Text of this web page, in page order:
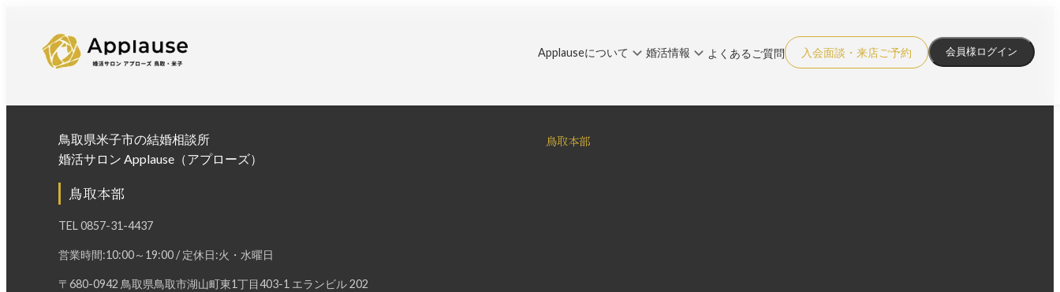
Applauseについて 婚活情報 よくあるご質問 入会面談・来店ご予約 会員様ログイン
鳥取県米子市の結婚相談所
婚活サロン Applause（アプローズ）
鳥取本部
TEL0857-31-4437
営業時間:10:00～19:00 / 定休日:火・水曜日
〒680-0942 鳥取県鳥取市湖山町東1丁目403-1 エランビル 202
鳥取本部